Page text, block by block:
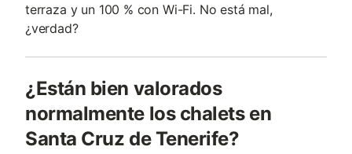
terraza y un 100 % con Wi-Fi. No está mal,
¿verdad?
¿Están bien valorados
normalmente los chalets en
Santa Cruz de Tenerife?